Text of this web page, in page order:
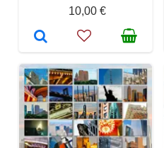
10,00 €